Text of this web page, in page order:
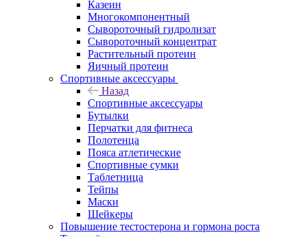
Казеин
Многокомпонентный
Сывороточный гидролизат
Сывороточный концентрат
Растительный протеин
Яичный протеин
Спортивные аксессуары
Назад
Спортивные аксессуары
Бутылки
Перчатки для фитнеса
Полотенца
Пояса атлетические
Спортивные сумки
Таблетница
Тейпы
Маски
Шейкеры
Повышение тестостерона и гормона роста